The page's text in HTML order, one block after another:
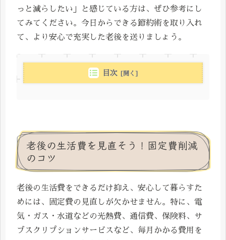
っと減らしたい」と感じている方は、ぜひ参考にし
てみてください。今日からできる節約術を取り入れ
て、より安心で充実した老後を送りましょう。
目次
老後の生活費を見直そう！固定費削減
のコツ
老後の生活費をできるだけ抑え、安心して暮らすた
めには、固定費の見直しが欠かせません。特に、電
気・ガス・水道などの光熱費、通信費、保険料、サ
ブスクリプションサービスなど、毎月かかる費用を